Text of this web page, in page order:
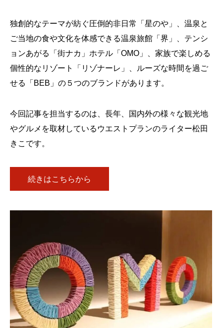
独創的なテーマが紡ぐ圧倒的非日常「星のや」、温泉と
ご当地の食や文化を体感できる温泉旅館「界」、テンシ
ョンあがる「街ナカ」ホテル「OMO」、家族で楽しめる
個性的なリゾート「リゾナーレ」、ルーズな時間を過ご
せる「BEB」の５つのブランドがあります。
今回記事を担当するのは、長年、国内外の様々な観光地
やグルメを取材しているウエストプランのライター松田
きこです。
続きはこちらから